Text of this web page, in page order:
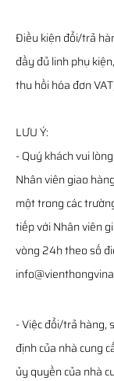
Điều kiện đổi/trả
đầy đủ linh phụ
thu hồi hóa đơn
LƯU Ý:
- Quý khách vui
Nhân viên giao
một trong các
tiếp với Nhân viên
vòng 24h theo số
- Việc đổi/trả hàng,
định của nhà cung
ủy quyền của nhà